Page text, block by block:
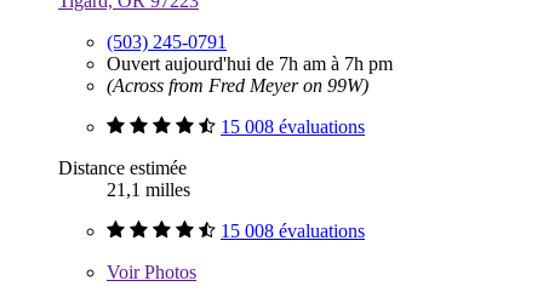
(503) 245-0791
Ouvert aujourd'hui de 7h am à 7h pm
(Across from Fred Meyer on 99W)
15 008 évaluations
Distance estimée
21,1 milles
15 008 évaluations
VoirPhotos